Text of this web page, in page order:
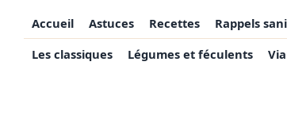
Accueil Astuces Recettes Rappels
Les classiques
Légumes et féculents